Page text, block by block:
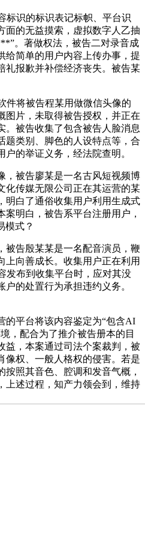
识的标识表记标帜、平台识
面的无益摸索，虚拟数字人乙抽
。著做权法，被告二对录音成
给简单的用户内容上传办事，提
礼报歉并补偿经济丧失。被告某
将被告程某用做微信头像的
图片，未取得被告授权，并正在
。被告收集了包含被告人脸消息
题类别、脚色的人设特点等，合
的举证义务，经法院查明。
被告廖某是一名古风短视频博
化传媒无限公司正在其运营的某
明白了通俗收集用户利用生成式
案明白，被告系平台注册用户，
模式？
告殷某某是一名配音演员，鞭
上向善成长。收集用户正在利用
发布到收集平台时，应对其没
的处置行为承担违约义务。
平台将该内容鉴定为“包含AI
，配合为了推介被告册本的目
益，本案通过司法个案裁判，被
像权、一般人格权的侵害。若是
照其音色、腔调和发音气概，
上述过程，知产力领会到，维持